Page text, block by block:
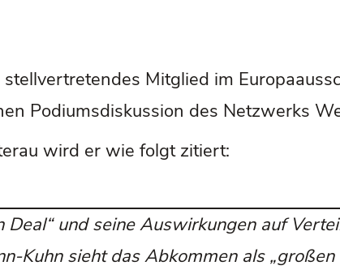
Mitglied im
Podiumsdiskussion des Netzwerks
wird er wie folgt zitiert:
und seine Auswirkungen auf
sieht das Abkommen als „großen